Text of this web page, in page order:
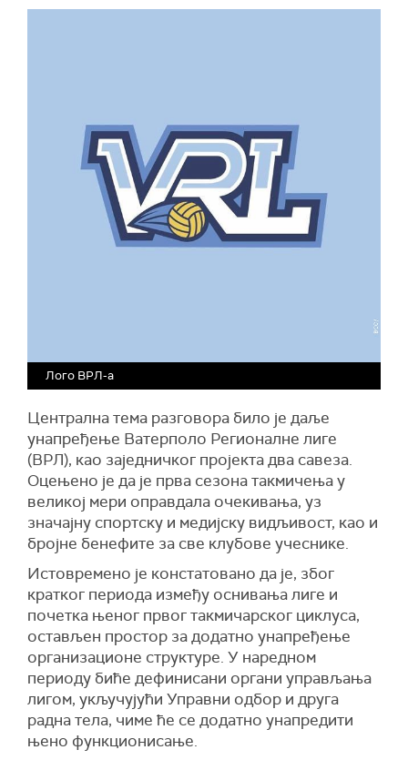
Лого ВРЛ-а
Централна тема разговора било је даље
унапређење Ватерполо Регионалне лиге
(ВРЛ), као заједничког пројекта два савеза.
Оцењено је да је прва сезона такмичења у
великој мери оправдала очекивања, уз
значајну спортску и медијску видљивост, као и
бројне бенефите за све клубове учеснике.
Истовремено је констатовано да је, због
кратког периода између оснивања лиге и
почетка њеног првог такмичарског циклуса,
остављен простор за додатно унапређење
организационе структуре. У наредном
периоду биће дефинисани органи управљања
лигом, укључујући Управни одбор и друга
радна тела, чиме ће се додатно унапредити
њено функционисање.